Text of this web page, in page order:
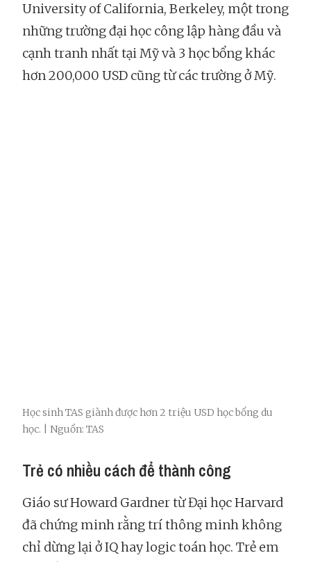
University of California, Berkeley, một trong
những trường đại học công lập hàng đầu và
cạnh tranh nhất tại Mỹ và 3 học bổng khác
hơn 200,000 USD cũng từ các trường ở Mỹ.
Học sinh TAS giành được hơn 2 triệu USD học bổng du
học. | Nguồn: TAS
Trẻ có nhiều cách để thành công
Giáo sư Howard Gardner từ Đại học Harvard
đã chứng minh rằng trí thông minh không
chỉ dừng lại ở IQ hay logic toán học. Trẻ em